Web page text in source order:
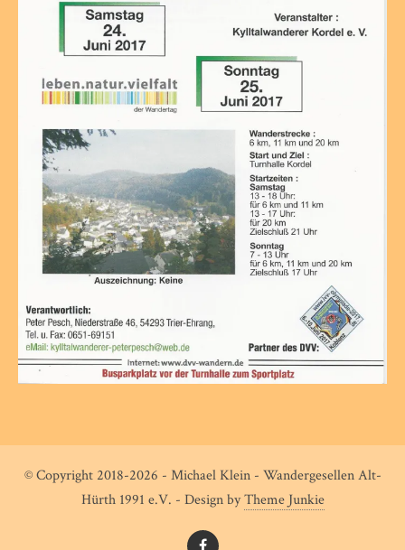
© Copyright 2018-2026 - Michael Klein - Wandergesellen Alt-
Hürth 1991 e.V. - Design byTheme Junkie